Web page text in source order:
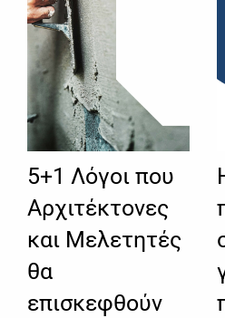
5+1 Λόγοι που
Αρχιτέκτονες
και Μελετητές
θα
επισκεφθούν